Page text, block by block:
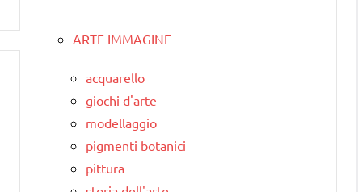
ARTE IMMAGINE
acquarello
giochi d'arte
modellaggio
pigmenti botanici
pittura